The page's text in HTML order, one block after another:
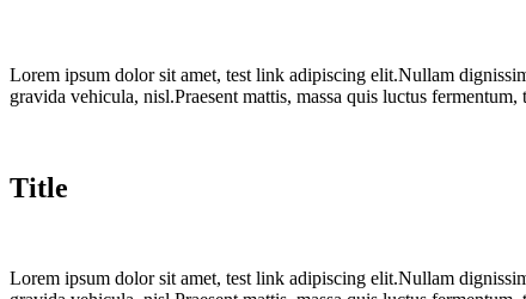
Lorem ipsum dolor sit amet, test link adipiscing elit.Nullam
gravida vehicula, nisl.Praesent mattis, massa quis luctus
Title
Lorem ipsum dolor sit amet, test link adipiscing elit.Nullam